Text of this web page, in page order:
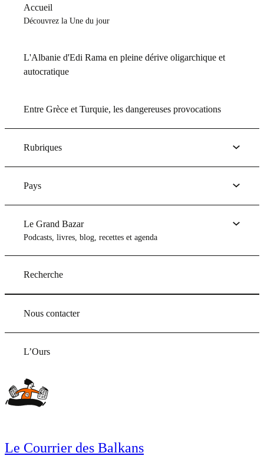
Accueil
Découvrez la Une du jour
L'Albanie d'Edi Rama en pleine dérive oligarchique et
autocratique
Entre Grèce et Turquie, les dangereuses provocations
Rubriques
Pays
Le Grand Bazar
Podcasts, livres, blog, recettes et agenda
Recherche
Nous contacter
L’Ours
Le Courrier des Balkans